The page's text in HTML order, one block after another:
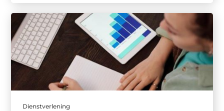
Dienstverlening